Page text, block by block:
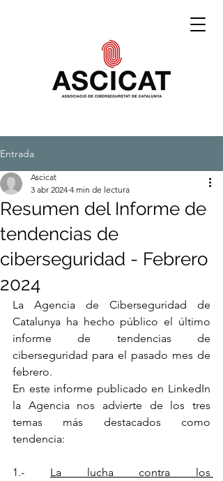
Entrada
Resumen del Informe de
tendencias de
ciberseguridad - Febrero
2024
Ascicat
3 abr 2024 4 min de lectura
La Agencia de Ciberseguridad de
Catalunya ha hecho público el último
informe de tendencias de
ciberseguridad para el pasado mes de
febrero.
En este informe publicado en LinkedIn
la Agencia nos advierte de los tres
temas más destacados como
tendencia:
1.- La lucha contra los